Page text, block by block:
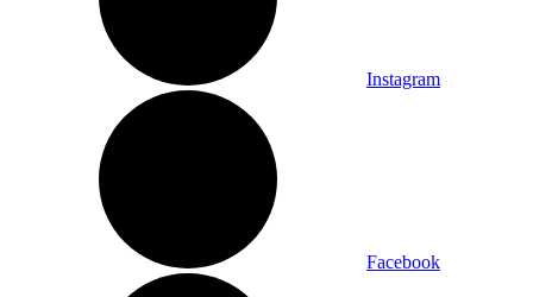
Instagram
Facebook